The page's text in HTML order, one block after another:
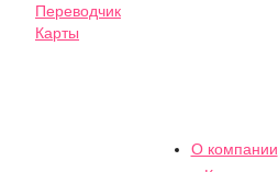
Переводчик
Карты
О компании